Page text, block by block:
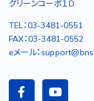
グリーンコーポ１D
TEL：03-3481-0551
FAX：03-3481-0552
eメール：